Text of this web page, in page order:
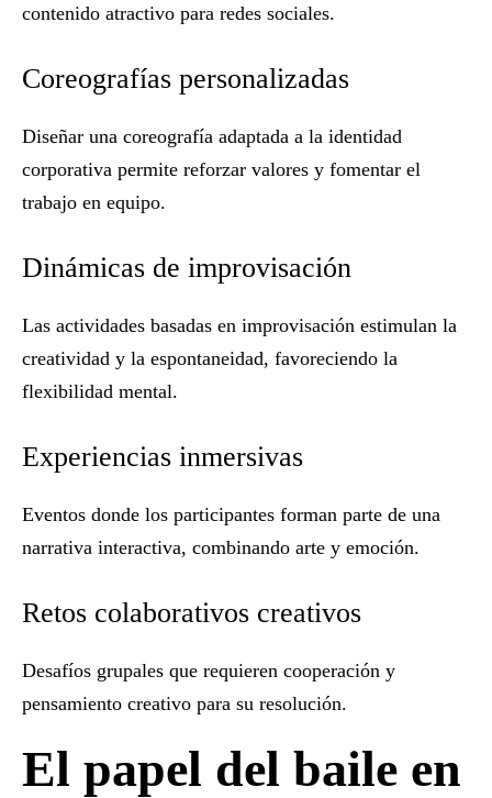
contenido atractivo para redes sociales.
Coreografías personalizadas
Diseñar una coreografía adaptada a la identidad
corporativa permite reforzar valores y fomentar el
trabajo en equipo.
Dinámicas de improvisación
Las actividades basadas en improvisación estimulan la
creatividad y la espontaneidad, favoreciendo la
flexibilidad mental.
Experiencias inmersivas
Eventos donde los participantes forman parte de una
narrativa interactiva, combinando arte y emoción.
Retos colaborativos creativos
Desafíos grupales que requieren cooperación y
pensamiento creativo para su resolución.
El papel del baile en